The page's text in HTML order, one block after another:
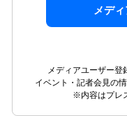
メデ
メディアユーザー登
イベント・記者会見の
※内容はプレ